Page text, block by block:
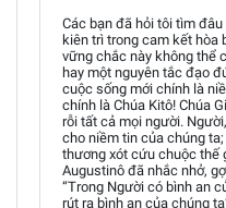
Các bạn đã hỏi tôi tìm
kiên trì trong cam kết hòa
vững chắc này không thể
hay một nguyên tắc đạo
cuộc sống mới chính là
chính là Chúa Kitô! Chúa
rỗi tất cả mọi người.
cho niềm tin của chúng
thương xót cứu chuộc thế
Augustinô đã nhắc nhở,
“Trong Người có bình an
rút ra bình an của chúng